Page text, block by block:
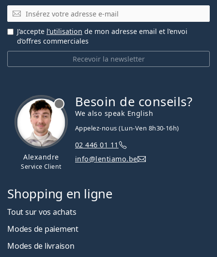
E-mail
Recevoir la newsletter
J’accepte l’utilisation de mon adresse email et l’envoi
d’offres commerciales
Alexandre
Service Client
Besoin de conseils?
We also speak English
Appelez-nous (Lun-Ven 8h30-16h)
02 446 01 11
info@lentiamo.be
Shopping en ligne
Tout sur vos achats
Modes de paiement
Modes de livraison